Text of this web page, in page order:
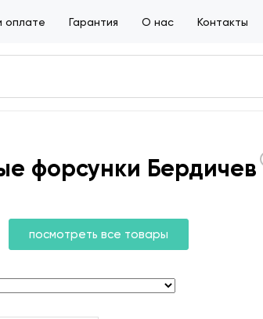
оплате Гарантия О нас Контакты
форсунки Бердичев
посмотреть все товары